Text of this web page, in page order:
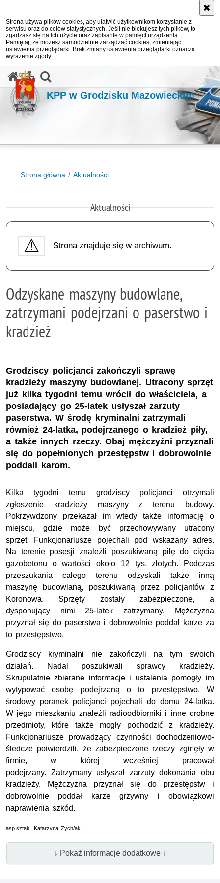
Strona używa plików cookies, aby ułatwić użytkownikom korzystanie z
serwisu oraz do celów statystycznych. Jeśli nie blokujesz tych plików, to
zgadzasz się na ich użycie oraz zapisanie w pamięci urządzenia.
Pamiętaj, że możesz samodzielnie zarządzać cookies, zmieniając
ustawienia przeglądarki. Brak zmiany ustawienia przeglądarki oznacza
wyrażenie zgody.
KPP w Grodzisku Mazowieckim
Strona główna Aktualności
Aktualności
Strona znajduje się w archiwum.
Odzyskane maszyny budowlane,
zatrzymani podejrzani o paserstwo i
kradzież
Grodziscy policjanci zakończyli sprawę
kradzieży maszyny budowlanej. Utracony sprzęt
już kilka tygodni temu wrócił do właściciela, a
posiadający go 25-latek usłyszał zarzuty
paserstwa. W środę kryminalni zatrzymali
również 24-latka, podejrzanego o kradzież piły,
a także innych rzeczy. Obaj mężczyźni przyznali
się do popełnionych przestępstw i dobrowolnie
poddali karom.
Kilka tygodni temu grodziscy policjanci otrzymali
zgłoszenie kradzieży maszyny z terenu budowy.
Pokrzywdzony przekazał im wtedy także informację o
miejscu, gdzie może być przechowywany utracony
sprzęt. Funkcjonariusze pojechali pod wskazany adres.
Na terenie posesji znaleźli poszukiwaną piłę do cięcia
gazobetonu o wartości około 12 tys. złotych. Podczas
przeszukania całego terenu odzyskali także inną
maszynę budowlaną, poszukiwaną przez policjantów z
Koronowa. Sprzęty zostały zabezpieczone, a
dysponujący nimi 25-latek zatrzymany. Mężczyzna
przyznał się do paserstwa i dobrowolnie poddał karze za
to przestępstwo.
Grodziscy kryminalni nie zakończyli na tym swoich
działań. Nadal poszukiwali sprawcy kradzieży.
Skrupulatnie zbierane informacje i ustalenia pomogły im
wytypować osobę podejrzaną o to przestępstwo. W
środowy poranek policjanci pojechali do domu 24-latka.
W jego mieszkaniu znaleźli radioodbiorniki i inne drobne
przedmioty, które także mogły pochodzić z kradzieży.
Funkcjonariusze prowadzący czynności dochodzeniowo-
śledcze potwierdzili, że zabezpieczone rzeczy zginęły w
firmie, w której wcześniej pracował
podejrzany. Zatrzymany usłyszał zarzuty dokonania obu
kradzieży. Mężczyzna przyznał się do przestępstw i
dobrowolnie poddał karze grzywny i obowiązkowi
naprawienia szkód.
asp.sztab. Katarzyna Zych/ak
↓ Pokaż informacje dodatkowe ↓